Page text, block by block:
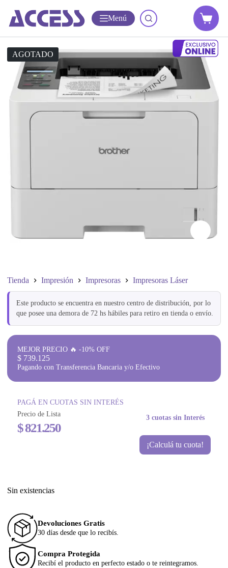
Menú
AGOTADO
Tienda Impresión Impresoras Impresoras Láser
Este producto se encuentra en nuestro centro de distribución, por lo
que posee una demora de 72 hs hábiles para retiro en tienda o envío.
MEJOR PRECIO 🔥 -10% OFF
$ 739.125
Pagando con Transferencia Bancaria y/o Efectivo
PAGÁ EN CUOTAS SIN INTERÉS
Precio de Lista
$821.250
3 cuotas sin Interés
¡Calculá tu cuota!
Sin existencias
Devoluciones Gratis
30 días desde que lo recibís.
Compra Protegida
Recibí el producto en perfecto estado o te reintegramos.